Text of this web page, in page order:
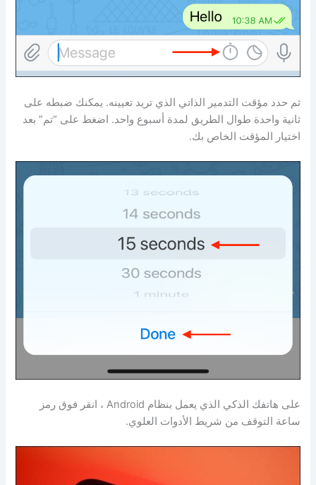
ثم حدد مؤقت التدمير الذاتي الذي تريد تعيينه. يمكنك ضبطه على
ثانية واحدة طوال الطريق لمدة أسبوع واحد. اضغط على “تم” بعد
اختيار المؤقت الخاص بك.
على هاتفك الذكي الذي يعمل بنظام Android ، انقر فوق رمز
ساعة التوقف من شريط الأدوات العلوي.